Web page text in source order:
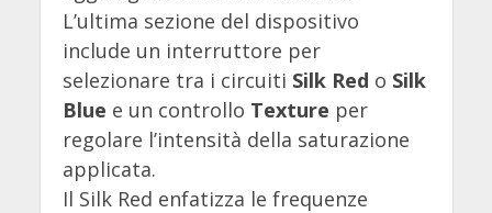
L’ultima sezione del dispositivo
include un interruttore per
selezionare tra i circuiti Silk Red o Silk
Blue e un controllo Texture per
regolare l’intensità della saturazione
applicata.
Il Silk Red enfatizza le frequenze